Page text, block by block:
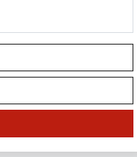
(Elbe)